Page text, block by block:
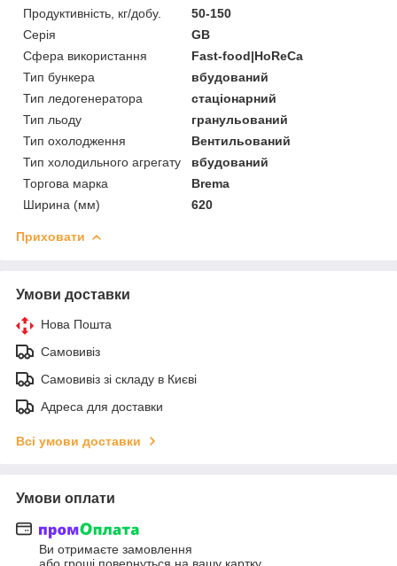
Продуктивність, кг/добу.
50-150
Серія
GB
Сфера використання
Fast-food|HoReCa
Тип бункера
вбудований
Тип ледогенератора
стаціонарний
Тип льоду
гранульований
Тип охолодження
Вентильований
Тип холодильного агрегату
вбудований
Торгова марка
Brema
Ширина (мм)
620
Приховати
Умови доставки
Нова Пошта
Самовивіз
Самовивіз зі складу в Києві
Адреса для доставки
Всі умови доставки
Умови оплати
Ви отримаєте замовлення